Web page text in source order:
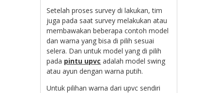
Setelah proses survey di lakukan, tim
juga pada saat survey melakukan atau
membawakan beberapa contoh model
dan warna yang bisa di pilih sesuai
selera. Dan untuk model yang di pilih
pada pintu upvc adalah model swing
atau ayun dengan warna putih.
Untuk pilihan warna dari upvc sendiri